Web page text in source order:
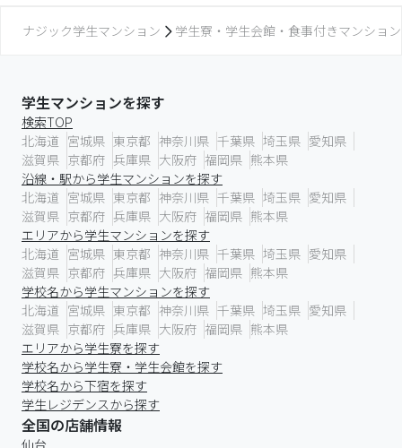
ナジック学生マンション 学生寮・学生会館・食事付きマンショ
学生マンションを探す
検索TOP
北海道 宮城県 東京都 神奈川県 千葉県 埼玉県 愛知県
滋賀県 京都府 兵庫県 大阪府 福岡県 熊本県
沿線・駅から学生マンションを探す
北海道 宮城県 東京都 神奈川県 千葉県 埼玉県 愛知県
滋賀県 京都府 兵庫県 大阪府 福岡県 熊本県
エリアから学生マンションを探す
北海道 宮城県 東京都 神奈川県 千葉県 埼玉県 愛知県
滋賀県 京都府 兵庫県 大阪府 福岡県 熊本県
学校名から学生マンションを探す
北海道 宮城県 東京都 神奈川県 千葉県 埼玉県 愛知県
滋賀県 京都府 兵庫県 大阪府 福岡県 熊本県
エリアから学生寮を探す
学校名から学生寮・学生会館を探す
学校名から下宿を探す
学生レジデンスから探す
全国の店舗情報